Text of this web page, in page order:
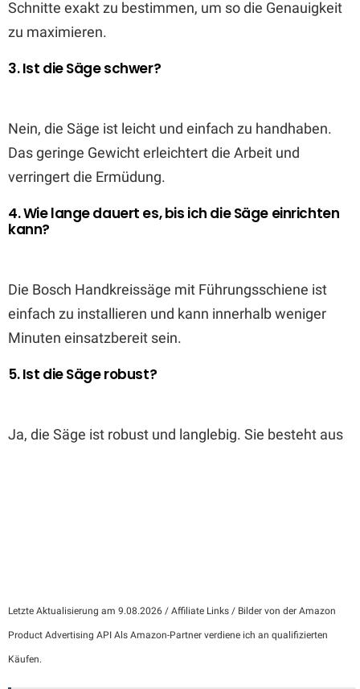
Schnitte exakt zu bestimmen, um so die Genauigkeit
zu maximieren.
3. Ist die Säge schwer?
Nein, die Säge ist leicht und einfach zu handhaben.
Das geringe Gewicht erleichtert die Arbeit und
verringert die Ermüdung.
4. Wie lange dauert es, bis ich die Säge einrichten
kann?
Die Bosch Handkreissäge mit Führungsschiene ist
einfach zu installieren und kann innerhalb weniger
Minuten einsatzbereit sein.
5. Ist die Säge robust?
Ja, die Säge ist robust und langlebig. Sie besteht aus
Letzte Aktualisierung am 9.08.2026 / Affiliate Links / Bilder von der Amazon
Product Advertising API Als Amazon-Partner verdiene ich an qualifizierten
Käufen.